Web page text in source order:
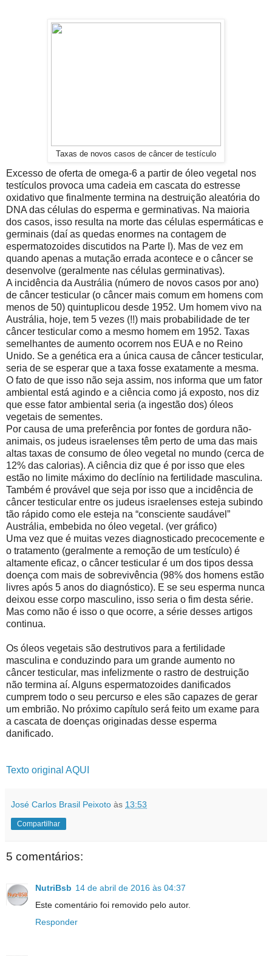
Taxas de novos casos de câncer de testículo
Excesso de oferta de omega-6 a partir de óleo vegetal nos
testículos provoca uma cadeia em cascata do estresse
oxidativo que finalmente termina na destruição aleatória do
DNA das células do esperma e germinativas. Na maioria
dos casos, isso resulta na morte das células espermáticas e
germinais (daí as quedas enormes na contagem de
espermatozoides discutidos na Parte I). Mas de vez em
quando apenas a mutação errada acontece e o câncer se
desenvolve (geralmente nas células germinativas).
A incidência da Austrália (número de novos casos por ano)
de câncer testicular (o câncer mais comum em homens com
menos de 50) quintuplicou desde 1952. Um homem vivo na
Austrália, hoje, tem 5 vezes (!!) mais probabilidade de ter
câncer testicular como a mesmo homem em 1952. Taxas
semelhantes de aumento ocorrem nos EUA e no Reino
Unido. Se a genética era a única causa de câncer testicular,
seria de se esperar que a taxa fosse exatamente a mesma.
O fato de que isso não seja assim, nos informa que um fator
ambiental está agindo e a ciência como já exposto, nos diz
que esse fator ambiental seria (a ingestão dos) óleos
vegetais de sementes.
Por causa de uma preferência por fontes de gordura não-
animais, os judeus israelenses têm perto de uma das mais
altas taxas de consumo de óleo vegetal no mundo (cerca de
12% das calorias). A ciência diz que é por isso que eles
estão no limite máximo do declínio na fertilidade masculina.
Também é provável que seja por isso que a incidência de
câncer testicular entre os judeus israelenses esteja subindo
tão rápido como ele esteja na “consciente saudável”
Austrália, embebida no óleo vegetal. (ver gráfico)
Uma vez que é muitas vezes diagnosticado precocemente e
o tratamento (geralmente a remoção de um testículo) é
altamente eficaz, o câncer testicular é um dos tipos dessa
doença com mais de sobrevivência (98% dos homens estão
livres após 5 anos do diagnóstico). E se seu esperma nunca
deixou esse corpo masculino, isso seria o fim desta série.
Mas como não é isso o que ocorre, a série desses artigos
continua.
Os óleos vegetais são destrutivos para a fertilidade
masculina e conduzindo para um grande aumento no
câncer testicular, mas infelizmente o rastro de destruição
não termina aí. Alguns espermatozoides danificados
cumprem todo o seu percurso e eles são capazes de gerar
um embrião. No próximo capítulo será feito um exame para
a cascata de doenças originadas desse esperma
danificado.
Texto original AQUI
José Carlos Brasil Peixoto às 13:53
Compartilhar
5 comentários:
NutriBsb 14 de abril de 2016 às 04:37
Este comentário foi removido pelo autor.
Responder